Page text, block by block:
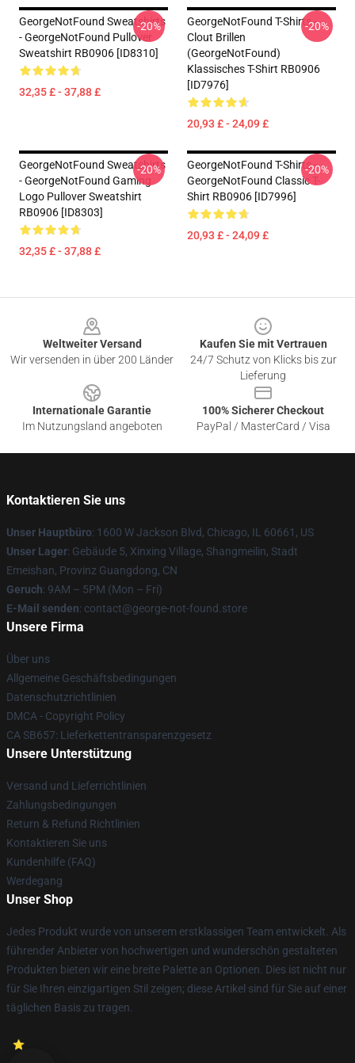
GeorgeNotFound Sweatshirts
- GeorgeNotFound Pullover
Sweatshirt RB0906 [ID8310]
32,35 £ - 37,88 £
-20%
GeorgeNotFound T-Shirts -
Clout Brillen
(GeorgeNotFound)
Klassisches T-Shirt RB0906
[ID7976]
20,93 £ - 24,09 £
-20%
GeorgeNotFound Sweatshirts
- GeorgeNotFound Gaming
Logo Pullover Sweatshirt
RB0906 [ID8303]
32,35 £ - 37,88 £
-20%
GeorgeNotFound T-Shirts -
GeorgeNotFound Classic T-
Shirt RB0906 [ID7996]
20,93 £ - 24,09 £
-20%
Weltweiter Versand
Wir versenden in über 200 Länder
Kaufen Sie mit Vertrauen
24/7 Schutz von Klicks bis zur
Lieferung
Internationale Garantie
Im Nutzungsland angeboten
100% Sicherer Checkout
PayPal / MasterCard / Visa
Kontaktieren Sie uns
Unser Hauptbüro: 1600 W Jackson Blvd, Chicago, IL 60661, US
Unser Lager: Gebäude 5, Xinxing Village, Shangmeilin, Stadt
Emeishan, Provinz Guangdong, CN
Geruch: 9AM – 5PM (Mon – Fri)
E-Mail senden: contact@george-not-found.store
Unsere Firma
Über uns
Allgemeine Geschäftsbedingungen
Datenschutzrichtlinien
DMCA - Copyright Policy
CA SB657: Lieferkettentransparenzgesetz
Unsere Unterstützung
Versand und Lieferrichtlinien
Zahlungsbedingungen
Return & Refund Richtlinien
Kontaktieren Sie uns
Kundenhilfe (FAQ)
Werdegang
Unser Shop
Jedes Produkt wurde von unserem erstklassigen Team entwickelt. Als
führender Anbieter von hochwertigen und wunderschön gestalteten
Produkten bieten wir eine breite Palette an Optionen. Dies ist nicht nur
für Sie Ihren einzigartigen Stil zeigen; diese Artikel sind für Sie auf einer
täglichen Basis zu tragen.